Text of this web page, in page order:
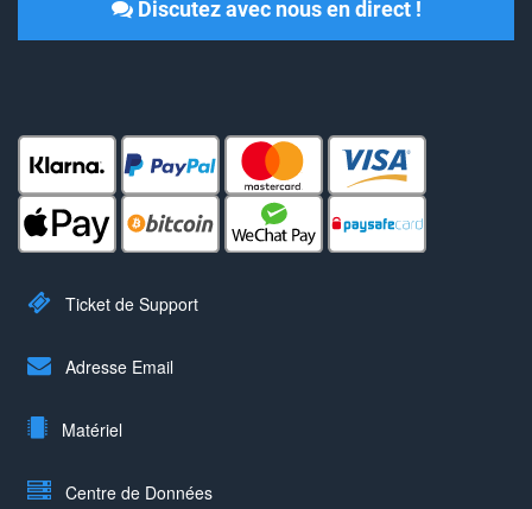
Discutez avec nous en direct !
Ticket de Support
Adresse Email
Matériel
Centre de Données